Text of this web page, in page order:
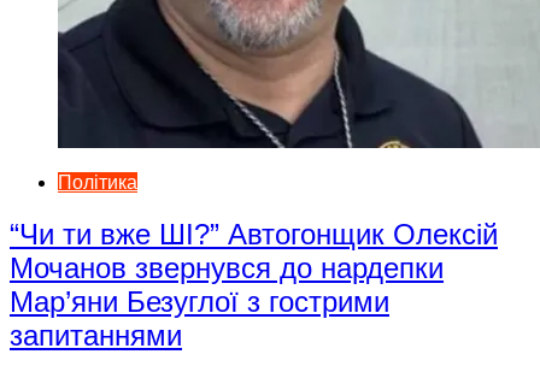
Політика
“Чи ти вже ШІ?” Автогонщик Олексій
Мочанов звернувся до нардепки
Мар’яни Безуглої з гострими
запитаннями